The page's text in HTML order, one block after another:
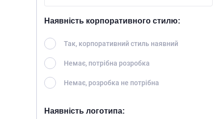
Наявність корпоративного стилю:
Так, корпоративний стиль наявний
Немає, потрібна розробка
Немає, розробка не потрібна
Наявність логотипа: